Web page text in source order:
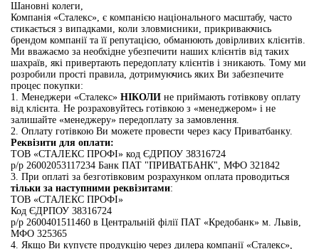
Шановні колеги,
Компанія «Сталекс», є компанією національного масштабу, часто
стикається з випадками, коли зловмисники, прикриваючись
брендом компанії та її репутацією, обманюють довірливих клієнтів.
Ми вважаємо за необхідне убезпечити наших клієнтів від таких
шахраїв, які привертають передоплату клієнтів і зникають. Тому ми
розробили прості правила, дотримуючись яких Ви забезпечите
процес покупки:
1. Менеджери «Сталекс» НІКОЛИ не приймають готівкову оплату
від клієнта. Не розраховуйтесь готівкою з «менеджером» і не
залишайте «менеджеру» передоплату за замовлення.
2. Оплату готівкою Ви можете провести через касу Приватбанку.
Реквізити для оплати:
ТОВ «СТАЛЕКС ПРОФІ» код ЄДРПОУ 38316724
р/р 26002053117234 Банк ПАТ "ПРИВАТБАНК", МФО 321842
3. При оплаті за безготівковим розрахунком оплата проводиться
тільки за наступними реквізитами:
ТОВ «СТАЛЕКС ПРОФІ»
Код ЄДРПОУ 38316724
р/р 2600401511460 в Центральній філії ПАТ «Кредобанк» м. Львів,
МФО 325365
4. Якщо Ви купуєте продукцію через дилера компанії «Сталекс»,